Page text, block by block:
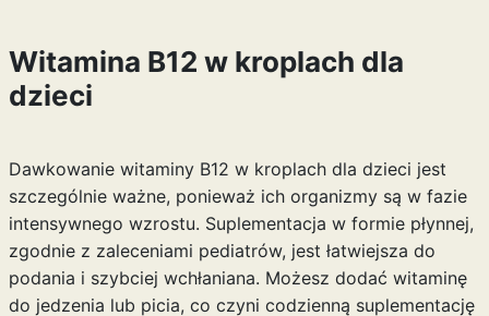
Witamina B12 w kroplach dla
dzieci
Dawkowanie witaminy B12 w kroplach dla dzieci jest
szczególnie ważne, ponieważ ich organizmy są w fazie
intensywnego wzrostu. Suplementacja w formie płynnej,
zgodnie z zaleceniami pediatrów, jest łatwiejsza do
podania i szybciej wchłaniana. Możesz dodać witaminę
do jedzenia lub picia, co czyni codzienną suplementację